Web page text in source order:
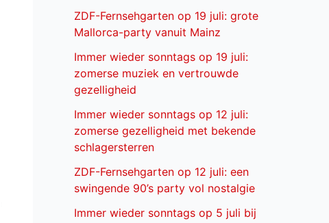
ZDF-Fernsehgarten op 19 juli: grote
Mallorca-party vanuit Mainz
Immer wieder sonntags op 19 juli:
zomerse muziek en vertrouwde
gezelligheid
Immer wieder sonntags op 12 juli:
zomerse gezelligheid met bekende
schlagersterren
ZDF-Fernsehgarten op 12 juli: een
swingende 90’s party vol nostalgie
Immer wieder sonntags op 5 juli bij